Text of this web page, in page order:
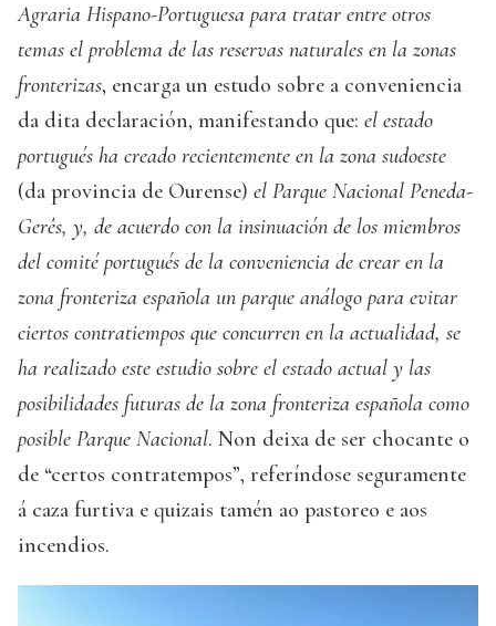
Agraria Hispano-Portuguesa para tratar entre otros
temas el problema de las reservas naturales en la zonas
fronterizas, encarga un estudo sobre a conveniencia
da dita declaración, manifestando que: el estado
portugués ha creado recientemente en la zona sudoeste
(da provincia de Ourense) el Parque Nacional Peneda-
Gerês, y, de acuerdo con la insinuación de los miembros
del comité portugués de la conveniencia de crear en la
zona fronteriza española un parque análogo para evitar
ciertos contratiempos que concurren en la actualidad, se
ha realizado este estudio sobre el estado actual y las
posibilidades futuras de la zona fronteriza española como
posible Parque Nacional. Non deixa de ser chocante o
de “certos contratempos”, referíndose seguramente
á caza furtiva e quizais tamén ao pastoreo e aos
incendios.